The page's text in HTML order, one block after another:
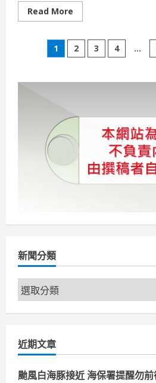
Read More
more
清
德
總
讚
水
桃
國
會
袂
文
章
頁
1 2 3 4 ...
新聞分類
新
聞
近期文章
颱風白海豚接近 海保署提醒勿